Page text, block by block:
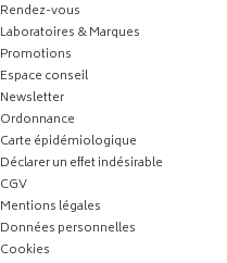
Rendez-vous
Laboratoires & Marques
Promotions
Espace conseil
Newsletter
Ordonnance
Carte épidémiologique
Déclarer un effet indésirable
CGV
Mentions légales
Données personnelles
Cookies